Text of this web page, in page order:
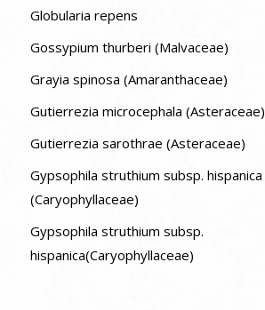
Globularia repens
Gossypium thurberi (Malvaceae)
Grayia spinosa (Amaranthaceae)
Gutierrezia microcephala (Asteraceae)
Gutierrezia sarothrae (Asteraceae)
Gypsophila struthium subsp. hispanica
(Caryophyllaceae)
Gypsophila struthium subsp.
hispanica(Caryophyllaceae)